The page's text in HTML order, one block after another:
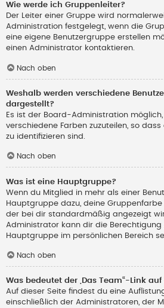
Wie werde ich Gruppenleiter?
Der Leiter einer Gruppe wird
Administration festgelegt, wenn die
eine eigene Benutzergruppe erstellen
einen Administrator kontaktieren.
Nach oben
Weshalb werden verschiedene
dargestellt?
Es ist der Board-Administration
verschiedene Farben zuzuteilen, so
zu identifizieren sind.
Nach oben
Was ist eine Hauptgruppe?
Wenn du Mitglied in mehr als einer
Hauptgruppe dazu, deine Gruppenfarbe
der bei dir standardmäßig angezeigt
Administrator kann dir die Berechtigung
Hauptgruppe im persönlichen Bereich
Nach oben
Was bedeutet der „Das Team“-Link
Auf dieser Seite findest du eine
einschließlich der Administratoren, der